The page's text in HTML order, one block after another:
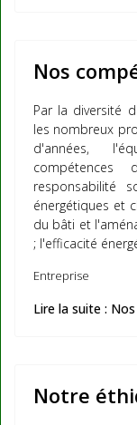
Nos
Par la diversité
les nombreux
d'années,
responsabilité
énergétiques et
du bâti et
; l'efficacité
Entreprise
Lire la suite :
Notre